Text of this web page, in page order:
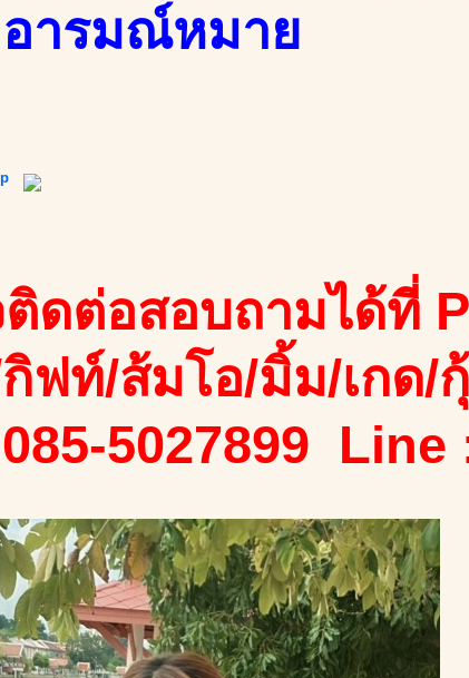
ารมณ์หมาย
ดต่อสอบถามได้ที่
กิฟท์/ส้มโอ/มิ้ม/เกด/
5027899